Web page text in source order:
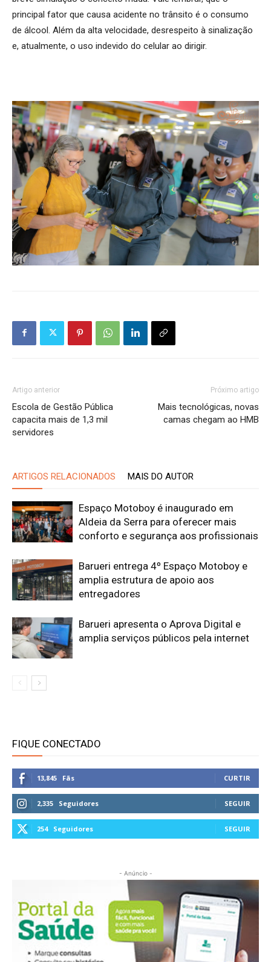
principal fator que causa acidente no trânsito é o consumo
de álcool. Além da alta velocidade, desrespeito à sinalização
e, atualmente, o uso indevido do celular ao dirigir.
Artigo anterior
Escola de Gestão Pública
capacita mais de 1,3 mil
servidores
Próximo artigo
Mais tecnológicas, novas
camas chegam ao HMB
ARTIGOS RELACIONADOS MAIS DO AUTOR
Espaço Motoboy é inaugurado em
Aldeia da Serra para oferecer mais
conforto e segurança aos profissionais
Barueri entrega 4º Espaço Motoboy e
amplia estrutura de apoio aos
entregadores
Barueri apresenta o Aprova Digital e
amplia serviços públicos pela internet
FIQUE CONECTADO
13,845 Fãs CURTIR
2,335 Seguidores SEGUIR
254 Seguidores SEGUIR
- Anúncio -